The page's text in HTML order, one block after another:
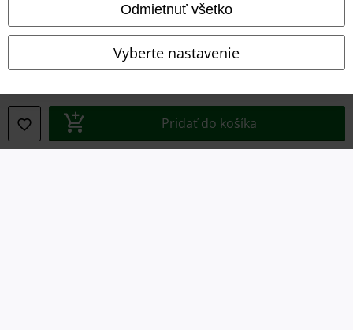
Odmietnuť všetko
Vyberte nastavenie
Pridať do košíka
Informácie o prístupnosti
Nastavenia súborov cookie
Odstúpenie od zmluvy
Všetky ceny sú vrátane DPH, bez poštovného abalného